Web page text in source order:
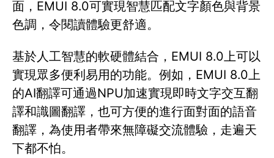
面，EMUI 8.0可實現智慧匹配文字顏色與背景
色調，令閱讀體驗更舒適。
基於人工智慧的軟硬體結合，EMUI 8.0上可以
實現眾多便利易用的功能。例如，EMUI 8.0上
的AI翻譯可通過NPU加速實現即時文字交互翻
譯和識圖翻譯，也可方便的進行面對面的語音
翻譯，為使用者帶來無障礙交流體驗，走遍天
下都不怕。